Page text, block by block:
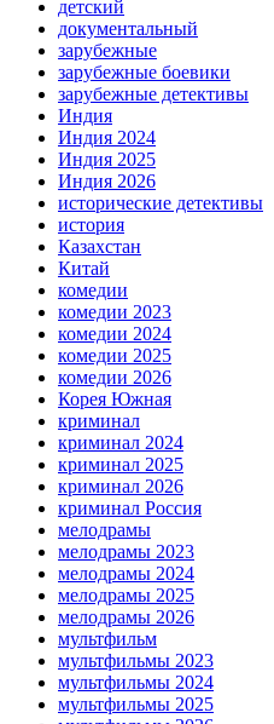
детский
документальный
зарубежные
зарубежные боевики
зарубежные детективы
Индия
Индия 2024
Индия 2025
Индия 2026
исторические детективы
история
Казахстан
Китай
комедии
комедии 2023
комедии 2024
комедии 2025
комедии 2026
Корея Южная
криминал
криминал 2024
криминал 2025
криминал 2026
криминал Россия
мелодрамы
мелодрамы 2023
мелодрамы 2024
мелодрамы 2025
мелодрамы 2026
мультфильм
мультфильмы 2023
мультфильмы 2024
мультфильмы 2025